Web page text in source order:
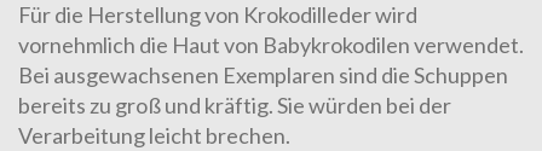
Für die Herstellung von Krokodilleder wird
vornehmlich die Haut von Babykrokodilen verwendet.
Bei ausgewachsenen Exemplaren sind die Schuppen
bereits zu groß und kräftig. Sie würden bei der
Verarbeitungleicht brechen.